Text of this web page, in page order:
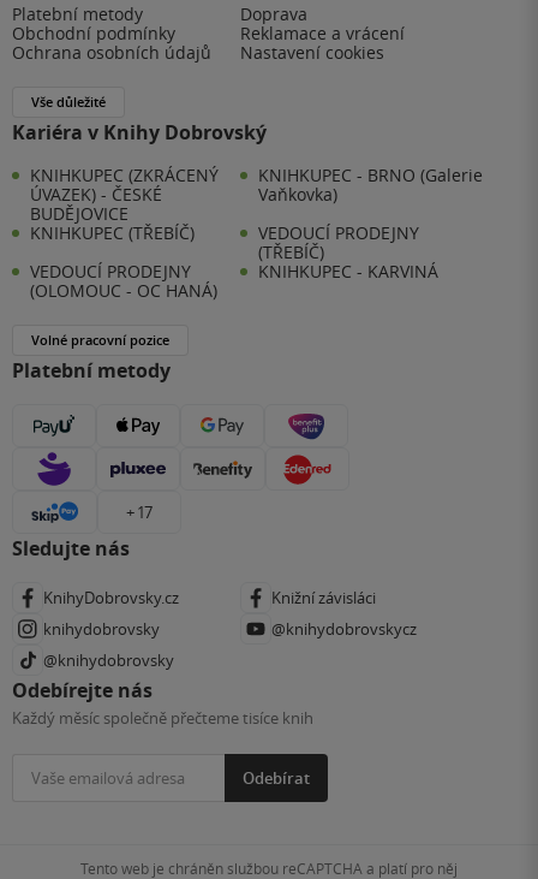
Platební metody
Doprava
Obchodní podmínky
Reklamace a vrácení
Ochrana osobních údajů
Nastavení cookies
Vše důležité
Kariéra v Knihy Dobrovský
KNIHKUPEC (ZKRÁCENÝ
ÚVAZEK) - ČESKÉ
BUDĚJOVICE
KNIHKUPEC - BRNO (Galerie
Vaňkovka)
KNIHKUPEC (TŘEBÍČ)
VEDOUCÍ PRODEJNY
(TŘEBÍČ)
VEDOUCÍ PRODEJNY
(OLOMOUC - OC HANÁ)
KNIHKUPEC - KARVINÁ
Volné pracovní pozice
Platební metody
+ 17
Sledujte nás
KnihyDobrovsky.cz
Knižní závisláci
knihydobrovsky
@knihydobrovskycz
@knihydobrovsky
Odebírejte nás
Každý měsíc společně přečteme tisíce knih
Odebírat
Tento web je chráněn službou reCAPTCHA a platí pro něj